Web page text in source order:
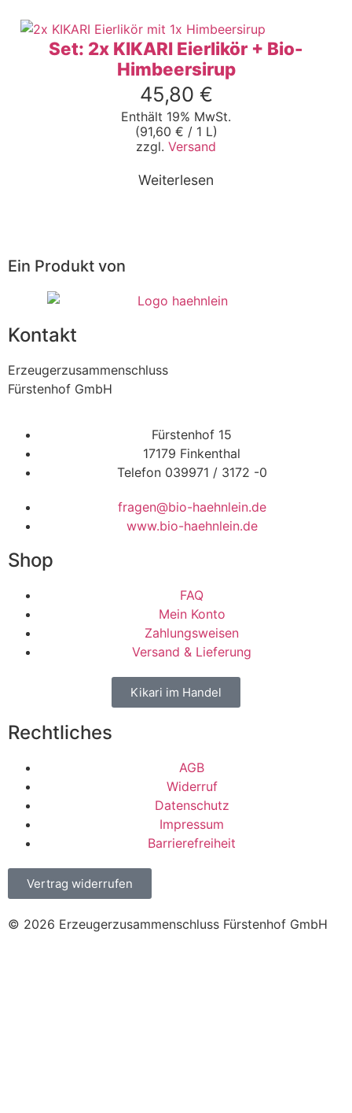
Set: 2x KIKARI Eierlikör + Bio-
Himbeersirup
45,80 €
Enthält 19% MwSt.
(91,60 € / 1 L)
zzgl. Versand
Weiterlesen
Ein Produkt von
Kontakt
Erzeugerzusammenschluss
Fürstenhof GmbH
Fürstenhof 15
17179 Finkenthal
Telefon 039971 / 3172 -0
fragen@bio-haehnlein.de
www.bio-haehnlein.de
Shop
FAQ
Mein Konto
Zahlungsweisen
Versand & Lieferung
Kikari im Handel
Rechtliches
AGB
Widerruf
Datenschutz
Impressum
Barrierefreiheit
Vertrag widerrufen
© 2026 Erzeugerzusammenschluss Fürstenhof GmbH